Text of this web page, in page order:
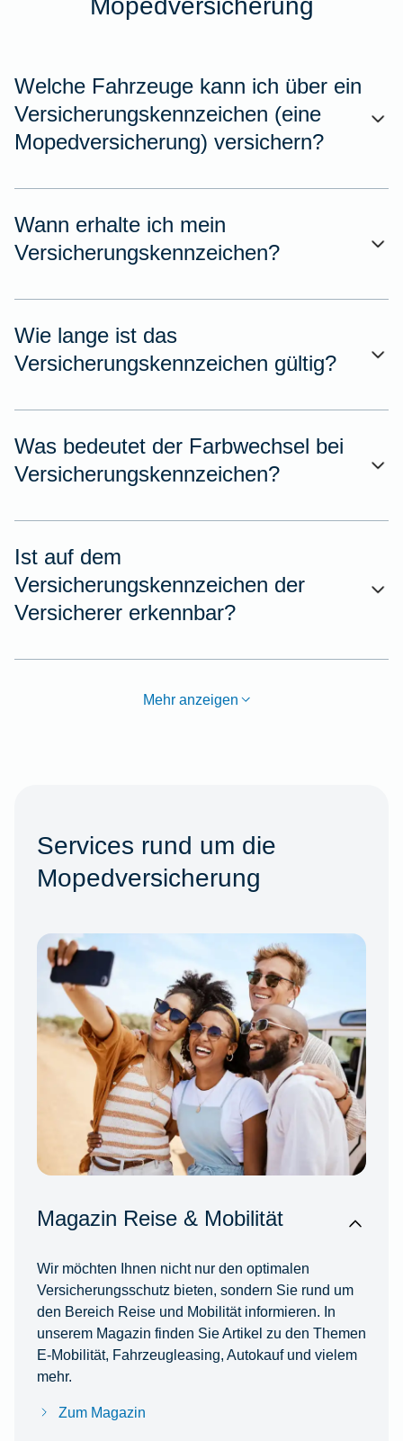
Welche Fahrzeuge kann ich über ein
Versicherungskennzeichen (eine
Mopedversicherung) versichern?
Wann erhalte ich mein
Versicherungskennzeichen?
Wie lange ist das
Versicherungskennzeichen gültig?
Was bedeutet der Farbwechsel bei
Versicherungskennzeichen?
Ist auf dem
Versicherungskennzeichen der
Versicherer erkennbar?
Mehr anzeigen
Services rund um die
Mopedversicherung
Magazin Reise & Mobilität
Wir möchten Ihnen nicht nur den optimalen
Versicherungsschutz bieten, sondern Sie rund um
den Bereich Reise und Mobilität informieren. In
unserem Magazin finden Sie Artikel zu den Themen
E-Mobilität, Fahrzeugleasing, Autokauf und vielem
mehr.
Zum Magazin